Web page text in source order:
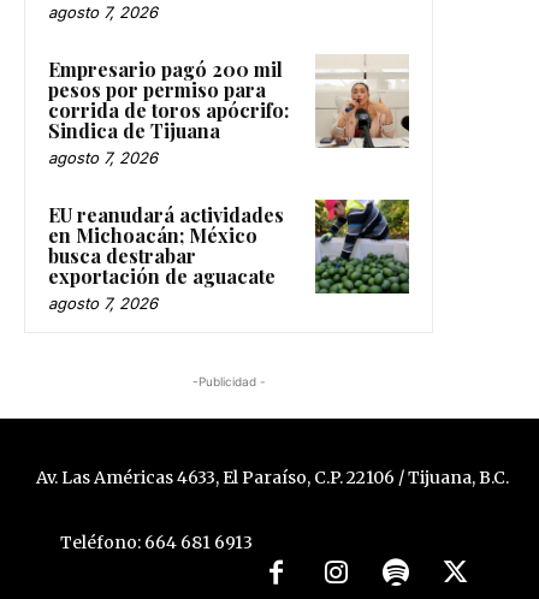
agosto 7, 2026
Empresario pagó 200 mil
pesos por permiso para
corrida de toros apócrifo:
Sindica de Tijuana
agosto 7, 2026
EU reanudará actividades
en Michoacán; México
busca destrabar
exportación de aguacate
agosto 7, 2026
-Publicidad -
Av. Las Américas 4633, El Paraíso, C.P. 22106 / Tijuana, B.C.
Teléfono: 664 681 6913